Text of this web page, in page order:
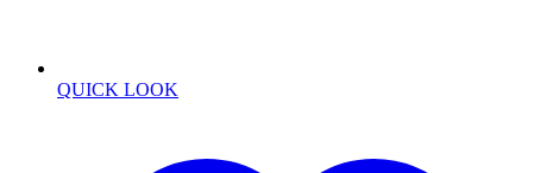
QUICK LOOK